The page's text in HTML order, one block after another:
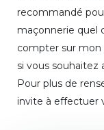
recommandé
maçonnerie quel
compter sur mon
si vous souhaitez
Pour plus de
invite à effectuer